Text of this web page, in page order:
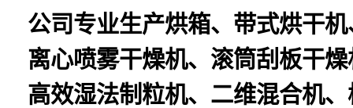
公司专业生产烘箱、带式烘干
离心喷雾干燥机、滚筒刮板干
高效湿法制粒机、二维混合机